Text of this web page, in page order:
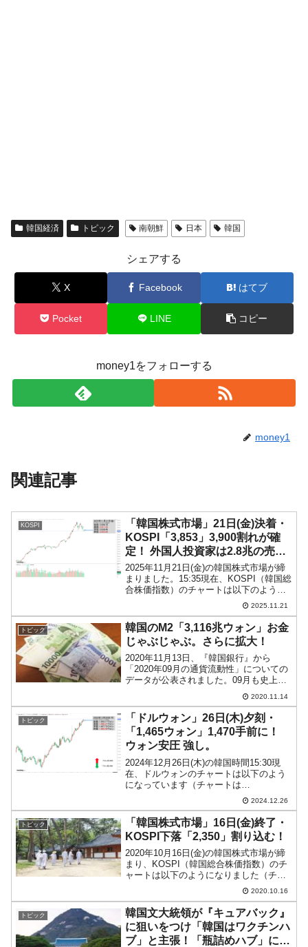
韓国経済 トピック 南朝鮮 日本 韓国
シェアする
X Facebook はてブ
Pocket LINE コピー
money1をフォローする
money1
関連記事
KOSPI
「韓国株式市場」21日(金)決着・
KOSPI「3,853」3,900割れが確
定！ 外国人投資家は2.8兆の売り
越し
2025年11月21日(金)の韓国株式市場が締
まりました。15:35現在、KOSPI（韓国総
合株価指数）のチャートは以下のように
『Investing.com』より引用）。KOSPIは
「3,853」で締まりました。3,...
2025.11.21
トピック
韓国のM2「3,116兆ウォン」お金
じゃぶじゃぶ。さらに拡大！
2020年11月13日、『韓国銀行』から
「2020年09月の通貨流動性」についての
データが公表されました。09月も史上最
高を更新し、M2（至極簡単にいえば市中
にあるお金の量を示します）は「3,115兆
ウォン」まできました。前月比で「約14
兆...
2020.11.14
トピック
「ドルウォン」26日(木)夕刻・
「1,465ウォン」1,470手前に！
ウォン安圧 強し。
2024年12月26日(木)の韓国時間15:30現
在、ドルウォンのチャートは以下のよう
になっています（チャートは
『Investing.com』より引用）。陽線が伸
びました。すでに一時「1ドル＝1,466ウ
ォン」に到達しました。現在のところ
「...
2024.12.26
トピック
「韓国株式市場」16日(金)終了・
KOSPI下落「2,350」割り込む！
2020年10月16日(金)の韓国株式市場が締
まり、KOSPI（韓国総合株価指数）のチ
ャートは以下のようになりました（チャ
ートは『Investing.com』より引用）。大
分天底から戻しましたが、始値から22ポ
イントほど下落し「2,341」...
2020.10.16
トピック
韓国文大統領が『キュアバック』
に狙いをつけ「韓国はワクチンハ
ブ」と主張！「瓶詰めハブ」にな